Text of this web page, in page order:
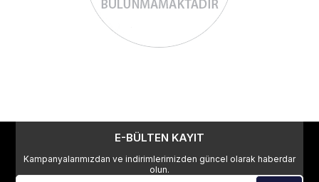
E-BÜLTEN KAYIT
Kampanyalarımızdan ve indirimlerimizden güncel olarak haberdar
olun.